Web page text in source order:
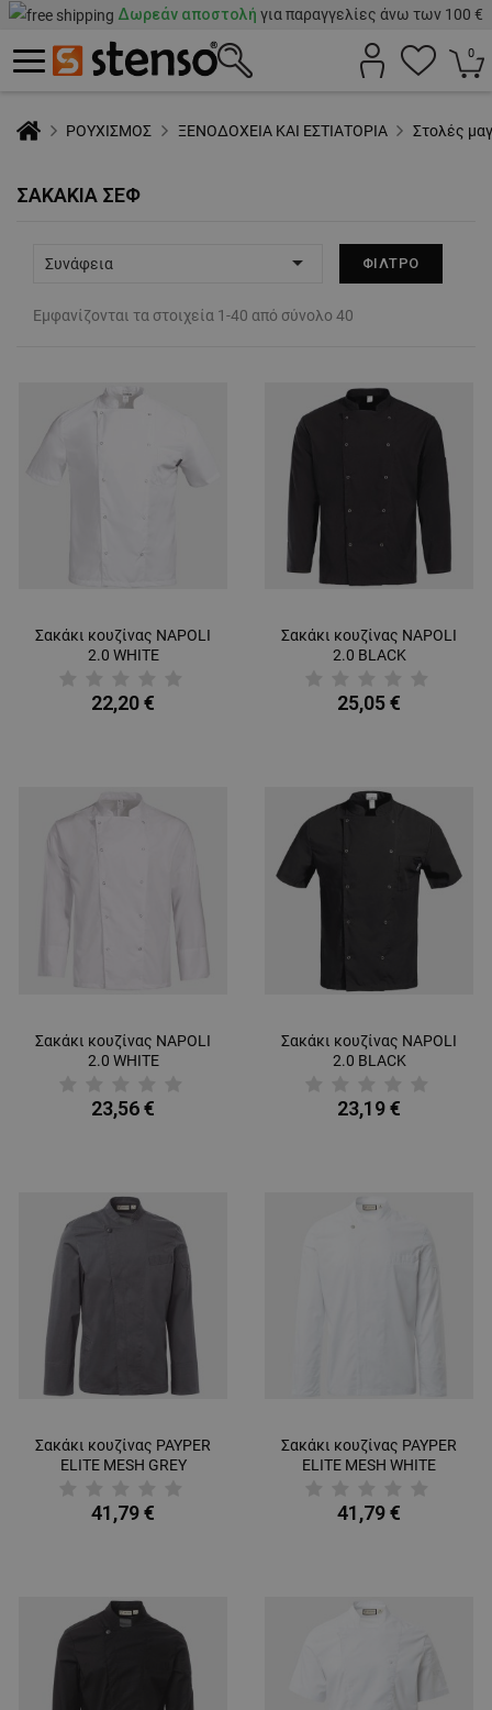
Δωρεάν αποστολή για παραγγελίες άνω των 100 €
0
ΡΟΥΧΙΣΜΟΣ ΞΕΝΟΔΟΧΕΙΑ ΚΑΙ ΕΣΤΙΑΤΟΡΙΑ Στολές
ΣΑΚΆΚΙΑ ΣΕΦ
Συνάφεια  ΦΊΛΤΡΟ
Εμφανίζονται τα στοιχεία 1-40 από σύνολο 40
Σακάκι κουζίνας NAPOLI
2.0 WHITE
22,20 €
Σακάκι κουζίνας NAPOLI
2.0 BLACK
25,05 €
Σακάκι κουζίνας NAPOLI
2.0 WHITE
23,56 €
Σακάκι κουζίνας NAPOLI
2.0 BLACK
23,19 €
Σακάκι κουζίνας PAYPER
ELITE MESH GREY
41,79 €
Σακάκι κουζίνας PAYPER
ELITE MESH WHITE
41,79 €